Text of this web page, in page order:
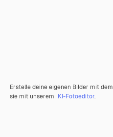
Erstelle deine eigenen Bilder mit dem
sie mit unserem KI-Fotoeditor.